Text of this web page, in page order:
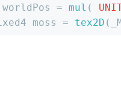
worldPos = mul (
moss = tex2D